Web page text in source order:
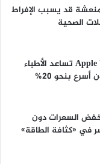
قد يسبب الإفراط
الصحية
دراسة: نظارة Apple Vision Pro تساعد الأطباء
بنحو 20%
السعرات دون
في «كثافة الطاقة»